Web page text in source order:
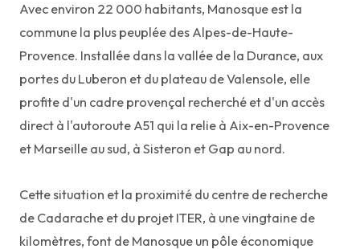
Avec environ 22 000 habitants, Manosque est la
commune la plus peuplée des Alpes-de-Haute-
Provence. Installée dans la vallée de la Durance, aux
portes du Luberon et du plateau de Valensole, elle
profite d'un cadre provençal recherché et d'un accès
direct à l'autoroute A51 qui la relie à Aix-en-Provence
et Marseille au sud, à Sisteron et Gap au nord.
Cette situation et la proximité du centre de recherche
de Cadarache et du projet ITER, à une vingtaine de
kilomètres, font de Manosque un pôle économique